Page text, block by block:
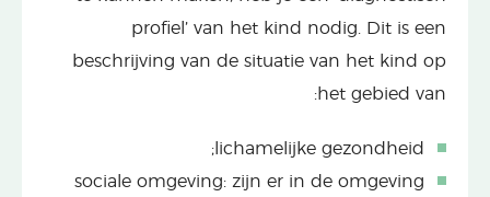
profiel’ van het kind nodig. Dit is een
beschrijving van de situatie van het kind op
het gebied van:
lichamelijke gezondheid;
sociale omgeving: zijn er in de omgeving